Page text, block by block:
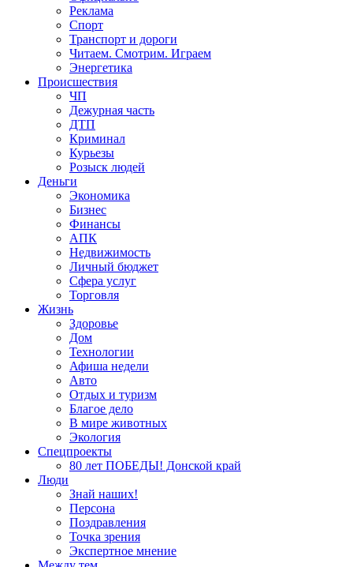
Реклама
Спорт
Транспорт и дороги
Читаем. Смотрим. Играем
Энергетика
Происшествия
ЧП
Дежурная часть
ДТП
Криминал
Курьезы
Розыск людей
Деньги
Экономика
Бизнес
Финансы
АПК
Недвижимость
Личный бюджет
Сфера услуг
Торговля
Жизнь
Здоровье
Дом
Технологии
Афиша недели
Авто
Отдых и туризм
Благое дело
В мире животных
Экология
Спецпроекты
80 лет ПОБЕДЫ! Донской край
Люди
Знай наших!
Персона
Поздравления
Точка зрения
Экспертное мнение